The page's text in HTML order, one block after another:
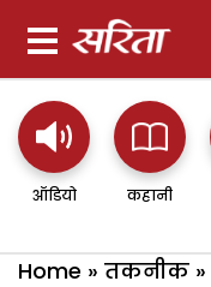
ऑडियो कहानी
Home » तकनीक »